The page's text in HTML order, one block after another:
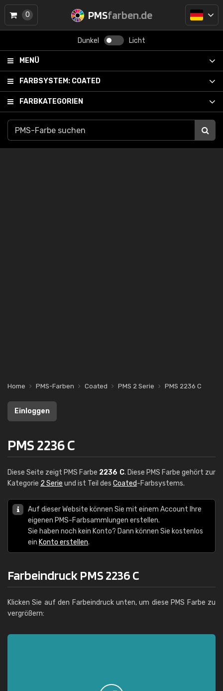
PMSfarben.de
Dunkel Licht
MENÜ
FARBSYSTEM: COATED
FARBKATEGORIEN
0
Home PMS-Farben Coated PMS 2 Serie PMS 2236 C
Einloggen
PMS 2236 C
Diese Seite zeigt PMS Farbe 2236 C. Diese PMS Farbe gehört zur
Kategorie 2 Serie und ist Teil des Coated-Farbsystems.
Auf dieser Website können Sie mit einem Account Ihre
eigenen PMS-Farbsammlungen erstellen.
Sie haben noch kein Konto? Dann können Sie kostenlos
ein Konto erstellen.
Farbeindruck PMS 2236 C
Klicken Sie auf den Farbeindruck unten, um diese PMS Farbe zu
vergrößern: